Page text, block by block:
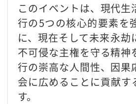
このイベントは、現代生
行の5つの核心的要素を
に、現在そして未来永劫
不可侵な主権を守る精神
行の崇高な人間性、因果
会に広めることに貢献す
す。